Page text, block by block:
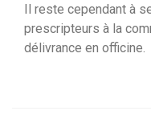
Il reste cependant à
prescripteurs à la
délivrance en officine.